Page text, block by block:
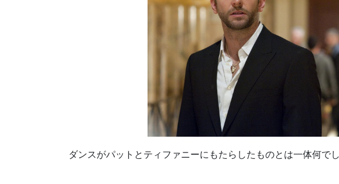
ダンスがパットとティファニーにもたらしたものとは一体何でし